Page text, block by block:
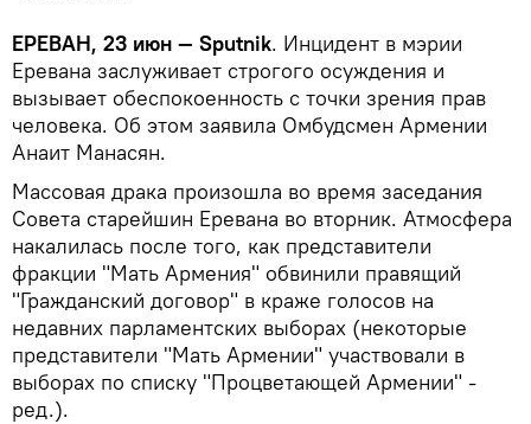
ЕРЕВАН, 23 июн — Sputnik. Инцидент в мэрии
Еревана заслуживает строгого осуждения и
вызывает обеспокоенность с точки зрения прав
человека. Об этом заявила Омбудсмен Армении
Анаит Манасян.
Массовая драка произошла во время заседания
Совета старейшин Еревана во вторник. Атмосфера
накалилась после того, как представители
фракции "Мать Армения" обвинили правящий
"Гражданский договор" в краже голосов на
недавних парламентских выборах (некоторые
представители "Мать Армении" участвовали в
выборах по списку "Процветающей Армении" -
ред.).